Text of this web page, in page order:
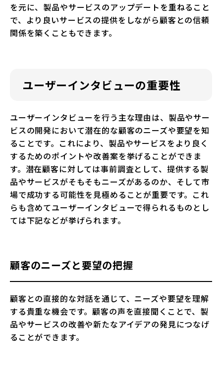
を元に、製品やサービスのアップデートを重ねること
で、より良いサービスの提供をしながら顧客との信頼
関係を築くこともできます。
ユーザーインタビューの重要性
ユーザーインタビューを行う主な理由は、製品やサー
ビスの開発において潜在的な顧客のニーズや要望を知
ることです。これにより、製品やサービスをより良く
するためのポイントや改善案を挙げることができま
す。潜在顧客に対しては事前調査として、提供する製
品やサービスがそもそもニーズがあるのか、そして市
場で成功する可能性を見極めることが重要です。これ
らも含めてユーザーインタビューで得られるものとし
ては下記などが挙げられます。
顧客のニーズと要望の把握
顧客との直接的な対話を通じて、ニーズや要望を理解
する貴重な機会です。顧客の声を直接聞くことで、製
品やサービスの改善や新たなアイデアの発見につなげ
ることができます。